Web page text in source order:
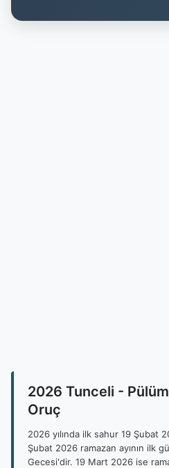
2026 Tunceli -
Oruç
2026 yılında ilk sahur 19 Şubat
Şubat 2026 ramazan ayının ilk
Gecesi'dir. 19 Mart 2026 ise